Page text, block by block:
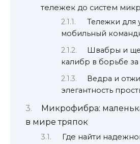
тележек до систем
Тележки для
мобильный
Швабры и
калибр в борьбе
Ведра и
элегантность
Микрофибра:
в мире тряпок
Где найти